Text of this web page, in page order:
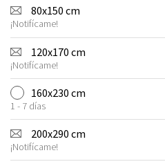
80x150 cm
¡Notifícame!
120x170 cm
¡Notifícame!
160x230 cm
1 - 7 días
200x290 cm
¡Notifícame!